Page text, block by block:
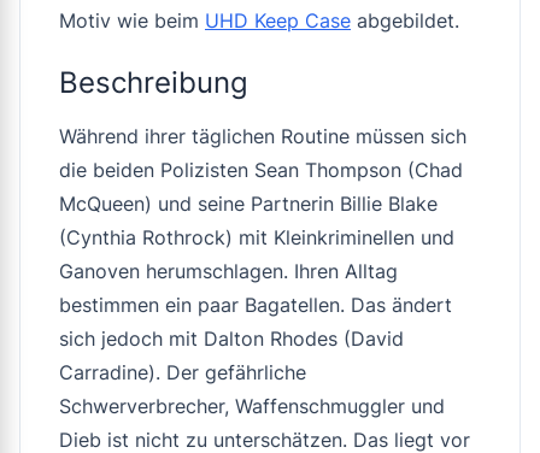
Motiv wie beim UHD Keep Case abgebildet.
Beschreibung
Während ihrer täglichen Routine müssen sich
die beiden Polizisten Sean Thompson (Chad
McQueen) und seine Partnerin Billie Blake
(Cynthia Rothrock) mit Kleinkriminellen und
Ganoven herumschlagen. Ihren Alltag
bestimmen ein paar Bagatellen. Das ändert
sich jedoch mit Dalton Rhodes (David
Carradine). Der gefährliche
Schwerverbrecher, Waffenschmuggler und
Dieb ist nicht zu unterschätzen. Das liegt vor